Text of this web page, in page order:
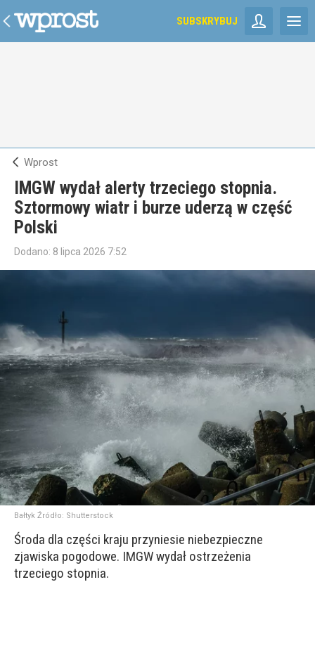
SUBSKRYBUJ
Wprost
IMGW wydał alerty trzeciego stopnia.
Sztormowy wiatr i burze uderzą w część
Polski
Dodano: 8 lipca 2026 7:52
Bałtyk Źródło: Shutterstock
Środa dla części kraju przyniesie niebezpieczne
zjawiska pogodowe. IMGW wydał ostrzeżenia
trzeciego stopnia.